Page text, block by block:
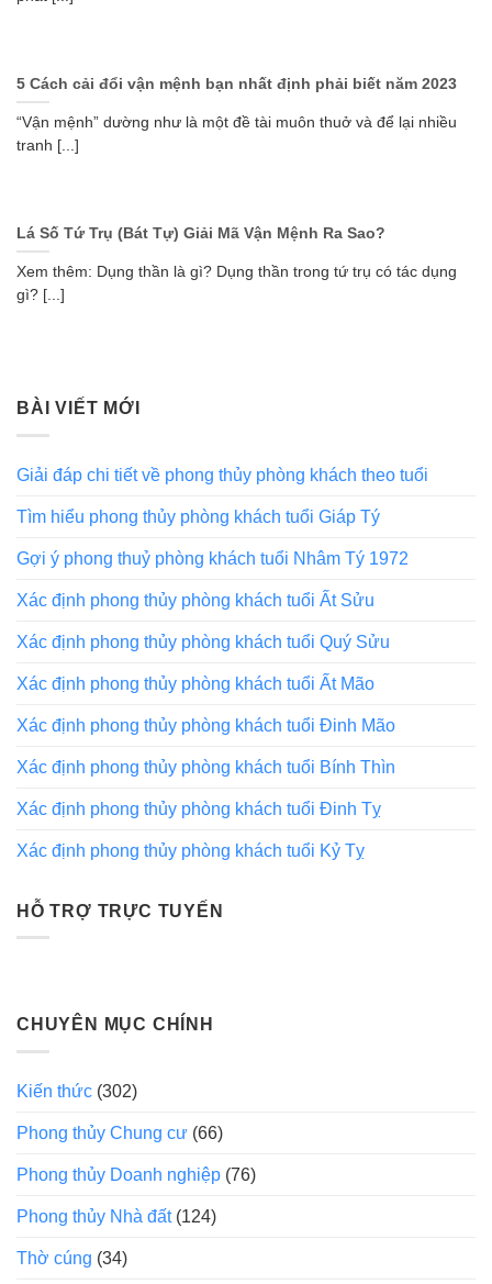
5 Cách cải đổi vận mệnh bạn nhất định phải biết năm 2023
“Vận mệnh” dường như là một đề tài muôn thuở và để lại nhiều
tranh [...]
Lá Số Tứ Trụ (Bát Tự) Giải Mã Vận Mệnh Ra Sao?
Xem thêm: Dụng thần là gì? Dụng thần trong tứ trụ có tác dụng
gì? [...]
BÀI VIẾT MỚI
Giải đáp chi tiết về phong thủy phòng khách theo tuổi
Tìm hiểu phong thủy phòng khách tuổi Giáp Tý
Gợi ý phong thuỷ phòng khách tuổi Nhâm Tý 1972
Xác định phong thủy phòng khách tuổi Ất Sửu
Xác định phong thủy phòng khách tuổi Quý Sửu
Xác định phong thủy phòng khách tuổi Ất Mão
Xác định phong thủy phòng khách tuổi Đinh Mão
Xác định phong thủy phòng khách tuổi Bính Thìn
Xác định phong thủy phòng khách tuổi Đinh Tỵ
Xác định phong thủy phòng khách tuổi Kỷ Tỵ
HỖ TRỢ TRỰC TUYẾN
CHUYÊN MỤC CHÍNH
Kiến thức (302)
Phong thủy Chung cư (66)
Phong thủy Doanh nghiệp (76)
Phong thủy Nhà đất(124)
Thờ cúng (34)